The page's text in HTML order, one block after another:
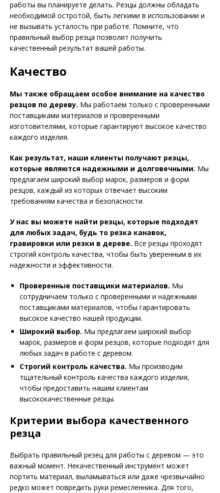
работы вы планируете делать. Резцы должны обладать
необходимой остротой, быть легкими в использовании и
не вызывать усталость при работе. Помните, что
правильный выбор резца позволит получить
качественный результат вашей работы.
Качество
Мы также обращаем особое внимание на качество
резцов по дереву. Мы работаем только с проверенными
поставщиками материалов и проверенными
изготовителями, которые гарантируют высокое качество
каждого изделия.
Как результат, наши клиенты получают резцы,
которые являются надежными и долговечными. Мы
предлагаем широкий выбор марок, размеров и форм
резцов, каждый из которых отвечает высоким
требованиям качества и безопасности.
У нас вы можете найти резцы, которые подходят
для любых задач, будь то резка канавок,
гравировки или резки в дереве. Все резцы проходят
строгий контроль качества, чтобы быть уверенным в их
надежности и эффективности.
Проверенные поставщики материалов. Мы
сотрудничаем только с проверенными и надежными
поставщиками материалов, чтобы гарантировать
высокое качество нашей продукции.
Широкий выбор. Мы предлагаем широкий выбор
марок, размеров и форм резцов, которые подходят для
любых задач в работе с деревом.
Строгий контроль качества. Мы производим
тщательный контроль качества каждого изделия,
чтобы предоставить нашим клиентам
высококачественные резцы.
Критерии выбора качественного
резца
Выбрать правильный резец для работы с деревом — это
важный момент. Некачественный инструмент может
портить материал, выламываться или даже чрезвычайно
редко может повредить руки ремесленника. Для того,